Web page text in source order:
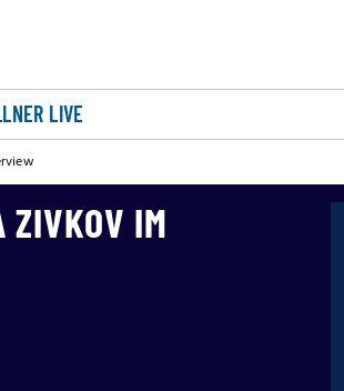
LIVE
IM